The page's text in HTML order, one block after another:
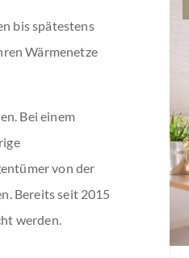
bis spätestens
Wärmenetze
Bei einem
von der
Bereits seit 2015
werden.